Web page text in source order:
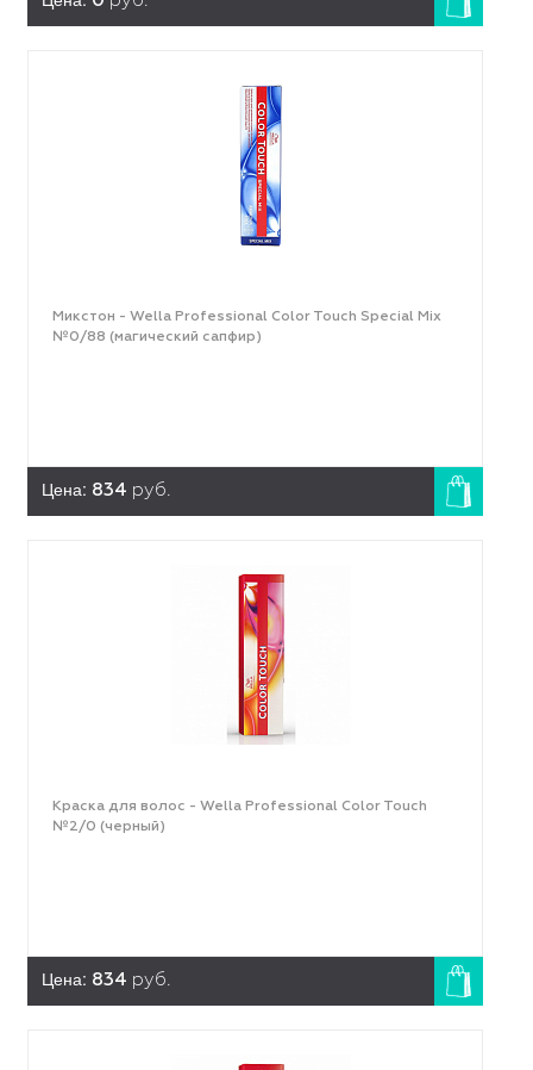
Микстон - Wella Professional Color Touch Special Mix
№0/88 (магический сапфир)
Цена: 834 руб.
Краска для волос - Wella Professional Color Touch
№2/0 (черный)
Цена: 834 руб.